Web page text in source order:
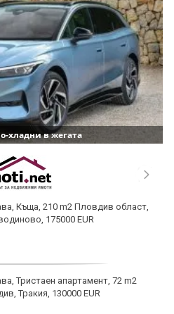
хладни в жегата
Къща, 210 m2 Пловдив област,
175000 EUR
Тристаен апартамент, 72 m2
Тракия, 130000 EUR